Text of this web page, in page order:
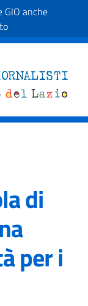
GIO anche
di
per i